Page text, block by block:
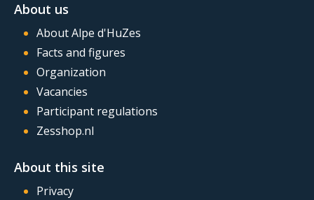
About us
About Alpe d'HuZes
Facts and figures
Organization
Vacancies
Participant regulations
Zesshop.nl
About this site
Privacy